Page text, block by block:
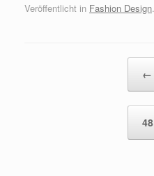
Veröffentlicht in Fashion Design.
←
48